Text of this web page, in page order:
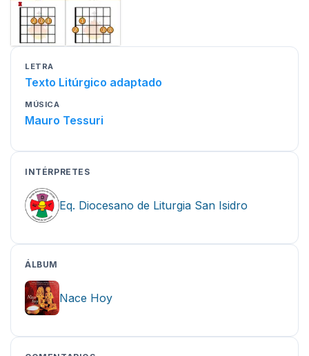
LETRA
Texto Litúrgico adaptado
MÚSICA
Mauro Tessuri
INTÉRPRETES
Eq. Diocesano de Liturgia San Isidro
ÁLBUM
Nace Hoy